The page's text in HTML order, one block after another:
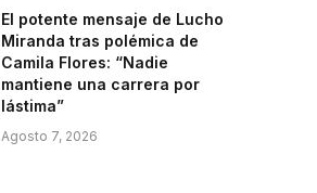
El potente mensaje de Lucho
Miranda tras polémica de
Camila Flores: “Nadie
mantiene una carrera por
lástima”
Agosto 7, 2026